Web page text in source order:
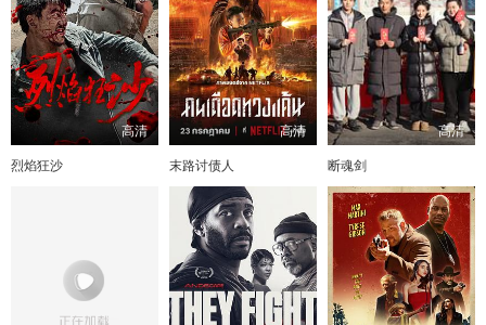
高清
烈焰狂沙
高清
末路讨债人
高清
断魂剑